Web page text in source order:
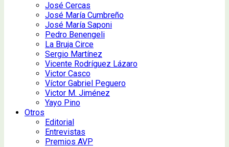
José Cercas
José María Cumbreño
José María Saponi
Pedro Benengeli
La Bruja Circe
Sergio Martínez
Vicente Rodríguez Lázaro
Victor Casco
Víctor Gabriel Peguero
Victor M. Jiménez
Yayo Pino
Otros
Editorial
Entrevistas
Premios AVP